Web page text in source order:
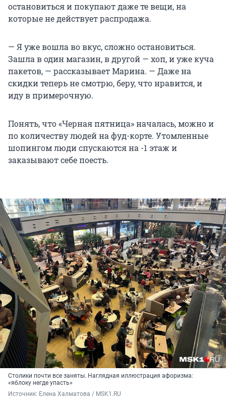
остановиться и покупают даже те вещи, на
которые не действует распродажа.
— Я уже вошла во вкус, сложно остановиться.
Зашла в один магазин, в другой — хоп, и уже куча
пакетов, — рассказывает Марина. — Даже на
скидки теперь не смотрю, беру, что нравится, и
иду в примерочную.
Понять, что «Черная пятница» началась, можно и
по количеству людей на фуд-корте. Утомленные
шопингом люди спускаются на -1 этаж и
заказывают себе поесть.
Столики почти все заняты. Наглядная иллюстрация афоризма:
«яблоку негде упасть»
Источник: Елена Халматова / MSK1.RU